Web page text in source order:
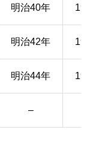
明治40年
明治42年
明治44年
–